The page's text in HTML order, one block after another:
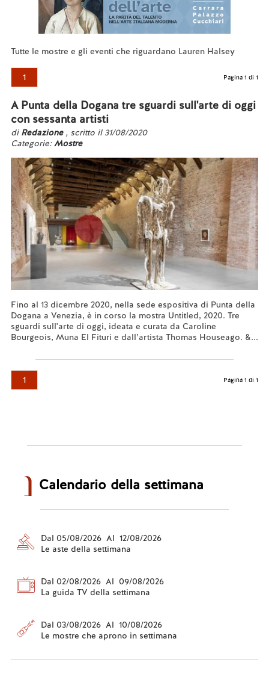
Tutte le mostre e gli eventi che riguardano Lauren Halsey
1 Pagina 1 di 1
A Punta della Dogana tre sguardi sull'arte di oggi
con sessanta artisti
di Redazione , scritto il 31/08/2020
Categorie:Mostre
Fino al 13 dicembre 2020, nella sede espositiva di Punta della
Dogana a Venezia, è in corso la mostra Untitled, 2020. Tre
sguardi sull'arte di oggi, ideata e curata da Caroline
Bourgeois, Muna El Fituri e dall’artista Thomas Houseago. &...
1 Pagina 1 di 1
Calendario della settimana
Dal 05/08/2026 Al 12/08/2026
Le aste della settimana
Dal 02/08/2026 Al 09/08/2026
La guida TV della settimana
Dal 03/08/2026 Al 10/08/2026
Le mostre che aprono in settimana